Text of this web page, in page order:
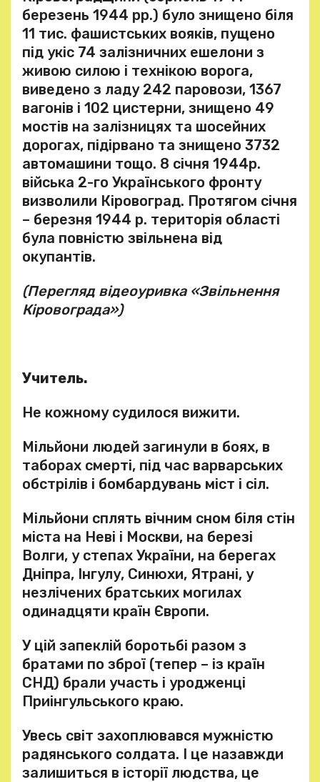
березень 1944 рр.) було знищено біля
11 тис. фашистських вояків, пущено
під укіс 74 залізничних ешелони з
живою силою і технікою ворога,
виведено з ладу 242 паровози, 1367
вагонів і 102 цистерни, знищено 49
мостів на залізницях та шосейних
дорогах, підірвано та знищено 3732
автомашини тощо. 8 січня 1944р.
війська 2-го Українського фронту
визволили Кіровоград. Протягом січня
– березня 1944 р. територія області
була повністю звільнена від
окупантів.
(Перегляд відеоуривка «Звільнення
Кіровограда»)
Учитель.
Не кожному судилося вижити.
Мільйони людей загинули в боях, в
таборах смерті, під час варварських
обстрілів і бомбардувань міст і сіл.
Мільйони сплять вічним сном біля стін
міста на Неві і Москви, на березі
Волги, у степах України, на берегах
Дніпра, Інгулу, Синюхи, Ятрані, у
незлічених братських могилах
одинадцяти країн Європи.
У цій запеклій боротьбі разом з
братами по зброї (тепер – із країн
СНД) брали участь і уродженці
Приінгульського краю.
Увесь світ захоплювався мужністю
радянського солдата. І це назавжди
залишиться в історії людства, це